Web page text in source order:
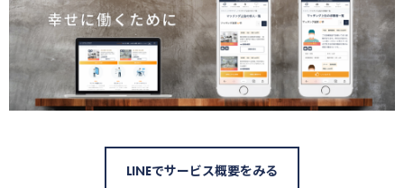
LINEでサービス概要をみる